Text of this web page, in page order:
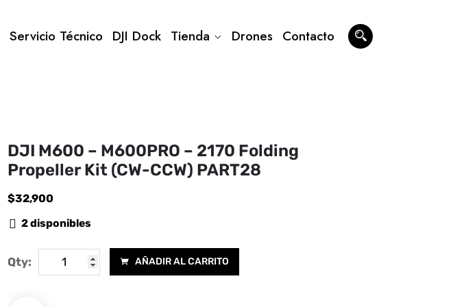
Servicio Técnico DJI Dock Tienda Drones Contacto
DJI M600 – M600PRO – 2170 Folding
Propeller Kit (CW-CCW) PART28
$32,900
2 disponibles
Qty:
M600
AÑADIR AL CARRITO